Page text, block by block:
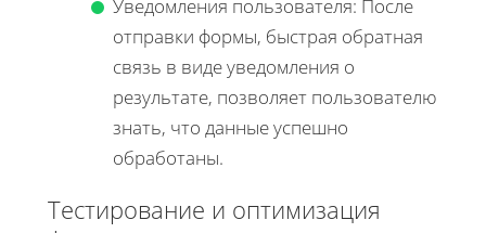
Уведомления пользователя: После
отправки формы, быстрая обратная
связь в виде уведомления о
результате, позволяет пользователю
знать, что данные успешно
обработаны.
Тестирование и оптимизация